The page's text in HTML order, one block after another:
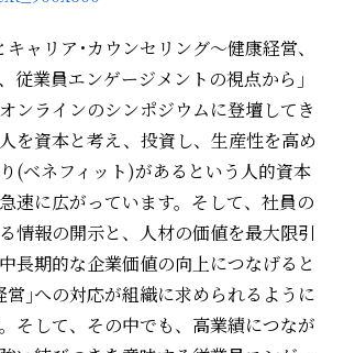
ャリア･カウンセリング～健康経営、
従業員エンゲージメントの視点から｣
ンラインのシンポジウムに登壇してき
を資本と考え、投資し、生産性を高め
(ベネフィット)があるという人的資本
速に広がっています。そして、社員の
情報の開示と、人材の価値を最大限引
長期的な企業価値の向上につなげると
営｣への対応が組織に求められるように
そして、その中でも、 高業績につなが